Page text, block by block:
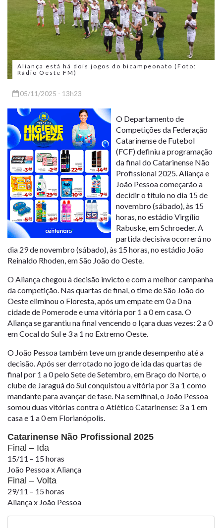
Aliança está há dois jogos do bicampeonato (Foto:
Rádio Oeste FM)
05/11/2025 - 13h23
O Departamento de
Competições da Federação
Catarinense de Futebol
(FCF) definiu a programação
da final do Catarinense Não
Profissional 2025. Aliança e
João Pessoa começarão a
decidir o título no dia 15 de
novembro (sábado), às 15
horas, no estádio Virgílio
Rabuske, em Schroeder. A
partida decisiva ocorrerá no
dia 29 de novembro (sábado), às 15 horas, no estádio João
Reinaldo Rhoden, em São João do Oeste.
O Aliança chegou à decisão invicto e com a melhor campanha
da competição. Nas quartas de final, o time de São João do
Oeste eliminou o Floresta, após um empate em 0 a 0 na
cidade de Pomerode e uma vitória por 1 a 0 em casa. O
Aliança se garantiu na final vencendo o Içara duas vezes: 2 a 0
em Cocal do Sul e 3 a 1 no Extremo Oeste.
O João Pessoa também teve um grande desempenho até a
decisão. Após ser derrotado no jogo de ida das quartas de
final por 1 a 0 pelo Sete de Setembro, em Braço do Norte, o
clube de Jaraguá do Sul conquistou a vitória por 3 a 1 como
mandante para avançar de fase. Na semifinal, o João Pessoa
somou duas vitórias contra o Atlético Catarinense: 3 a 1 em
casa e 1 a 0 em Florianópolis.
Catarinense Não Profissional 2025
Final – Ida
15/11 – 15 horas
João Pessoa x Aliança
Final – Volta
29/11 – 15 horas
Aliança x João Pessoa